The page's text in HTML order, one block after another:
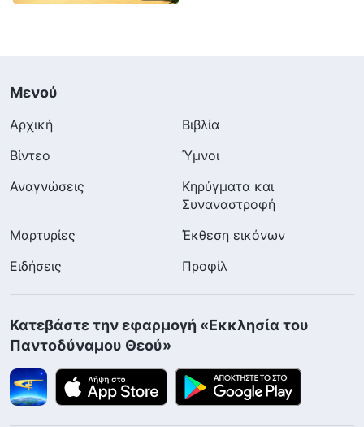
Μενού
Αρχική
Βιβλία
Βίντεο
Ύμνοι
Αναγνώσεις
Κηρύγματα και
Συναναστροφή
Μαρτυρίες
Έκθεση εικόνων
Ειδήσεις
Προφίλ
Κατεβάστε την εφαρμογή «Εκκλησία του
Παντοδύναμου Θεού»